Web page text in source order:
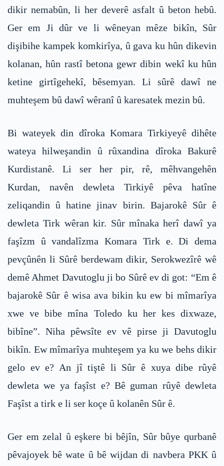
dikir nemabûn, li her deverê asfalt û beton hebû.
Ger em Ji dûr ve li wêneyan mêze bikîn, Sûr
dişibihe kampek komkirîya, û gava ku hûn dikevin
kolanan, hûn rastî betona gewr dibin wekî ku hûn
ketine girtîgehekî, bêsemyan. Li sûrê dawî ne
muhteşem bû dawî wêranî û karesatek mezin bû.
Bi wateyek din dîroka Komara Tirkiyeyê dihête
wateya hilweşandin û rûxandina dîroka Bakurê
Kurdistanê. Li ser her pir, rê, mêhvangehên
Kurdan, navên dewleta Tirkiyê pêva hatîne
zeliqandin û hatine jinav birin. Bajarokê Sûr ê
dewleta Tirk wêran kir. Sûr mînaka herî dawî ya
faşîzm û vandalîzma Komara Tirk e. Di dema
pevçûnên li Sûrê berdewam dikir, Serokwezîrê wê
demê Ahmet Davutoglu ji bo Sûrê ev di got: “Em ê
bajarokê Sûr ê wisa ava bikin ku ew bi mîmarîya
xwe ve bibe mîna Toledo ku her kes dixwaze,
bibîne”. Niha pêwsîte ev vê pirse ji Davutoglu
bikîn. Ew mîmarîya muhteşem ya ku we behs dikir
gelo ev e? An jî tiştê li Sûr ê xuya dibe rûyê
dewleta we ya faşîst e? Bê guman rûyê dewleta
Faşîst a tirk e li ser koçe û kolanên Sûr ê.
Ger em zelal û eşkere bi bêjîn, Sûr bûye qurbanê
pêvajoyek bê wate û bê wijdan di navbera PKK û